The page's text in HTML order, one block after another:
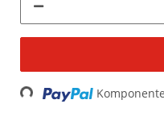
Loading...